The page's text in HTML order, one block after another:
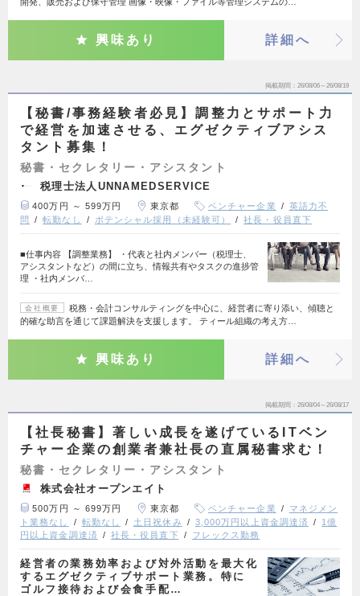
興味あり 詳細へ
掲載期間 26/08/06～26/08/19
【秘書/事務経験者必見】調整力とサポート力
で経営を加速させる、エグゼクティブアシス
タント募集！
秘書・セクレタリー・アシスタント
税理士法人UNNAMEDSERVICE
400万円 ～ 599万円 東京都 ベンチャー企業
英語力不
問
転勤なし ポテンシャル採用（未経験可） 社長・役員直下
■仕事内容 【調整業務】 ・代表と社内メンバー（税理士、
アシスタントなど）の間に立ち、情報共有やタスクの進捗管
理 ・社内メンバ…
会社概要
税務・会計コンサルティングを中心に、経営者に寄り添い、傾聴と
的確な助言を通じて課題解決を支援します。 ティール組織の考え方…
興味あり 詳細へ
掲載期間 26/08/04～26/08/17
【社長秘書】著しい成長を遂げているITベン
チャー企業の創業者兼社長の直属秘書求む！
秘書・セクレタリー・アシスタント
株式会社オープンエイト
500万円 ～ 699万円 東京都 ベンチャー企業
マネジメン
ト業務なし
転勤なし 土日祝休み 3,000万円以上資金調達済
1億
円以上資金調達済
社長・役員直下 フレックス勤務
経営者の業務効率および対外活動を最大化
するエグゼクティブサポート業務。特に
ゴルフ接待および会食手配…